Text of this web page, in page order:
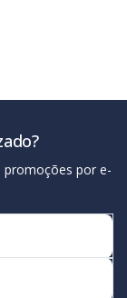
promoções por e-